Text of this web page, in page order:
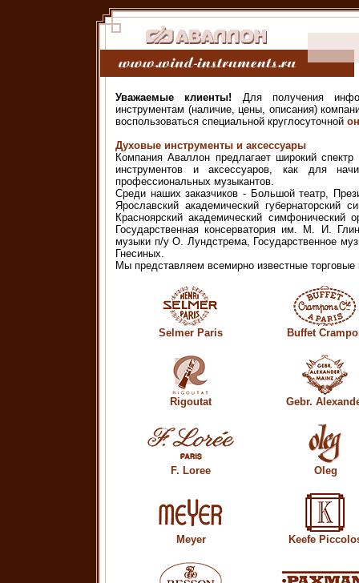
Уважаемые клиенты! Для получения
инструментам (наличие, цены, описания)
воспользоваться специальной круглосуточной
Духовые инструменты и аксессуары
Компания Аваллон предлагает широкий
инструментов и аксессуаров, как для
профессиональных музыкантов.
Среди наших заказчиков - Большой театр,
Ярославский академический губернаторский
Красноярский академический симфонический
Государственная консерватория им. М. И.
музыки п/у О. Лундстрема, Государственное
Гнесиных.
Мы представляем всемирно известные торговые
Selmer Paris Buffet
Rigoutat Gebr.
F. Loree Oleg
Meyer Keefe